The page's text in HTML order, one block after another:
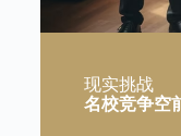
现实挑战
名校竞争空